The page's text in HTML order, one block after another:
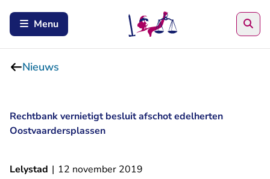
Menu
Nieuws
Rechtbank vernietigt besluit afschot edelherten
Oostvaardersplassen
Lelystad | 12 november 2019